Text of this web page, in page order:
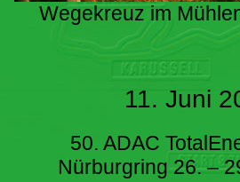
Wegekreuz im
11. Juni
50. ADAC
Nürburgring 26. –